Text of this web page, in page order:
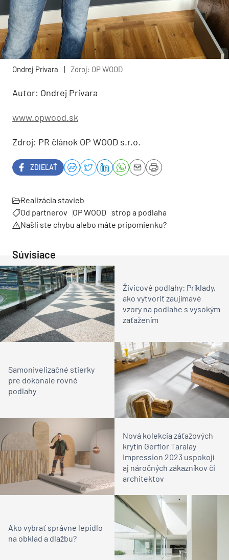
Ondrej Prívara | Zdroj: OP WOOD
Autor: Ondrej Prívara
www.opwood.sk
Zdroj: PR článok OP WOOD s.r.o.
ZDIEĽAŤ
Realizácia stavieb
Od partnerov
OP WOOD
strop a podlaha
Našli ste chybu alebo máte pripomienku?
Súvisiace
Živicové podlahy: Príklady,
ako vytvoriť zaujímavé
vzory na podlahe s vysokým
zaťažením
Samonivelizačné stierky
pre dokonale rovné
podlahy
Nová kolekcia záťažových
krytín Gerflor Taralay
Impression 2023 uspokojí
aj náročných zákazníkov či
architektov
Ako vybrať správne lepidlo
na obklad a dlažbu?